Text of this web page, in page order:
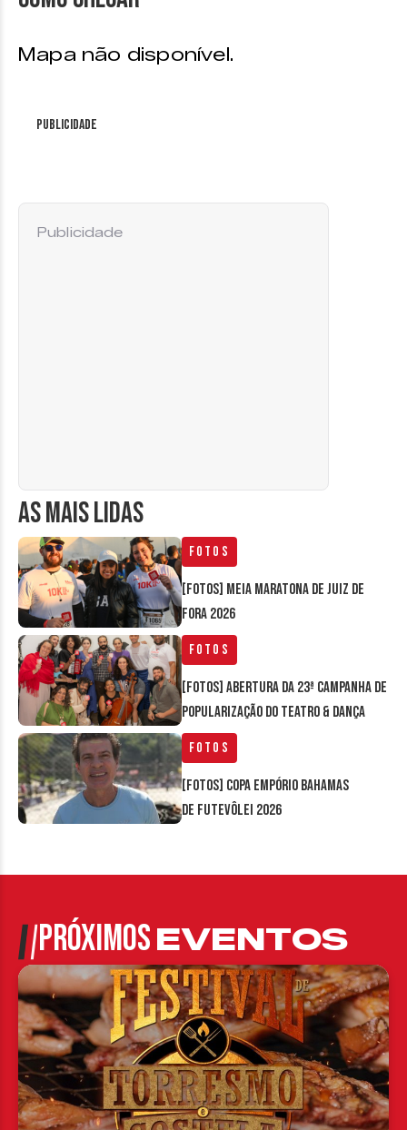
Mapa não disponível.
Publicidade
AS MAIS LIDAS
Fotos
[FOTOS] Meia Maratona de Juiz de
Fora 2026
Fotos
[FOTOS] Abertura da 23ª Campanha de
Popularização do Teatro & Dança
Fotos
[FOTOS] Copa Empório Bahamas
de Futevôlei 2026
Publicidade
PRÓXIMOSEVENTOS